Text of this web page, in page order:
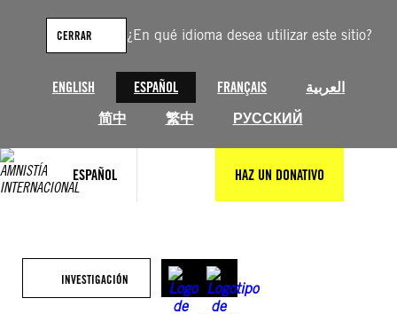
¿En qué idioma desea utilizar este sitio?
ENGLISH ESPAÑOL FRANÇAIS
العربية
简中
繁中 РУССКИЙ
CERRAR
ESPAÑOL HAZ UN DONATIVO
contenido
INVESTIGACIÓN